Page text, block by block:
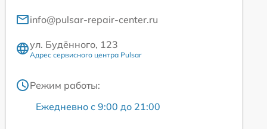
info@pulsar-repair-center.ru
ул. Будённого, 123
Адрес сервисного центра Pulsar
Режим работы:
Ежедневно с 9:00 до 21:00